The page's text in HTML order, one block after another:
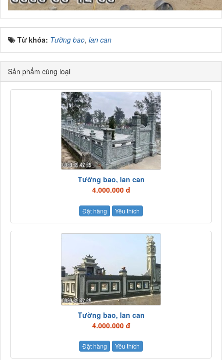
Từ khóa: Tường bao, lan can
Sản phẩm cùng loại
Tường bao, lan can
4.000.000 đ
Đặt hàng Yêu thích
Tường bao, lan can
4.000.000 đ
Đặt hàng Yêu thích